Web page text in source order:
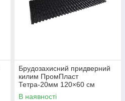
Брудозахисний придверний
килим ПромПласт
Тетра-20мм 120×60 см
чорний
В наявності